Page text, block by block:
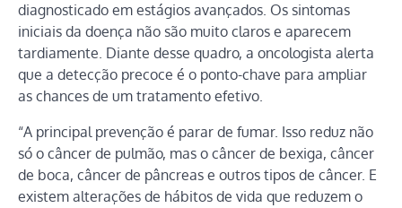
diagnosticado em estágios avançados. Os sintomas
iniciais da doença não são muito claros e aparecem
tardiamente. Diante desse quadro, a oncologista alerta
que a detecção precoce é o ponto-chave para ampliar
as chances de um tratamento efetivo.
“A principal prevenção é parar de fumar. Isso reduz não
só o câncer de pulmão, mas o câncer de bexiga, câncer
de boca, câncer de pâncreas e outros tipos de câncer. E
existem alterações de hábitos de vida que reduzem o